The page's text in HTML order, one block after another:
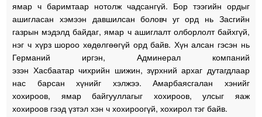
ямар ч баримтаар нотолж чадсангүй. Бор тээгийн ордыг
ашигласан хэмээн давшилсан боловч уг орд нь Засгийн
газрын мэдэлд байдаг, ямар ч ашиглалт олборлолт байхгүй,
нэг ч хүрз шороо хөдөлгөөгүй орд байв. Хүн алсан гэсэн нь
Германий иргэн, Админерал компаний
эзэн Хасбаатар чихрийн шижин, зүрхний архаг дутагдлаар
нас барсан хүнийг хэлжээ. Амарбаясгалан хэнийг
хохироов, ямар байгууллагыг хохироов, улсыг яаж
хохироов гээд үзтэл хэн ч хохироогүй, хохирол тэг байв.